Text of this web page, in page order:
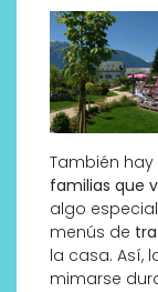
También
familias que
algo
menús de
la casa. Así,
mimarse